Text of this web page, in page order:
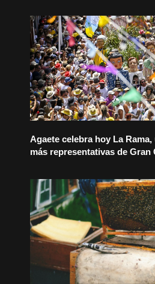
Agaete celebra hoy La
más representativas de Gran